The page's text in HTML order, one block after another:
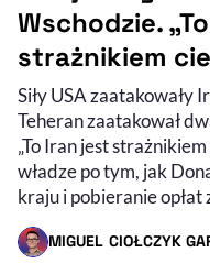
Wschodzie.
strażnikiem
Siły USA zaatakowały
Teheran zaatakował
„To Iran jest
władze po tym, jak
kraju i pobieranie opłat
MIGUEL CIOŁCZYK
- AUTOR ARTYKUŁU -